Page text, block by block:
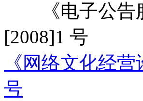
《电子公告服
[2008]1 号
《网络文化经
号